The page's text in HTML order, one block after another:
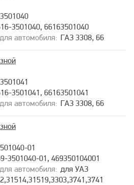
3501040, 66163501040
ГАЗ 3308, 66
3501041, 66163501041
ГАЗ 3308, 66
01
3501040-01, 469350104001
для УАЗ